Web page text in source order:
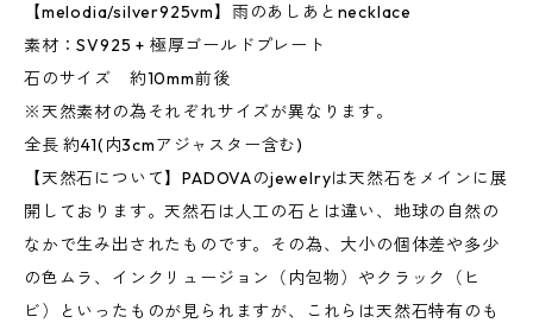
【melodia/silver925vm】雨のあしあとnecklace
素材：SV925 + 極厚ゴールドプレート
石のサイズ 約10mm前後
※天然素材の為それぞれサイズが異なります。
全長 約41(内3cmアジャスター含む)
【天然石について】PADOVAのjewelryは天然石をメインに展
開しております。天然石は人工の石とは違い、地球の自然の
なかで生み出されたものです。その為、大小の個体差や多少
の色ムラ、インクリュージョン（内包物）やクラック（ヒ
ビ）といったものが見られますが、これらは天然石特有のも